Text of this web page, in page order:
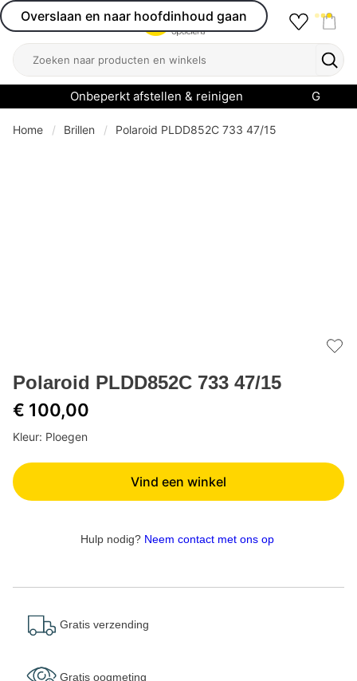
Overslaan en naar hoofdinhoud gaan
Open menu
Zoeken
Onbeperkt afstellen & reinigen
Home Brillen Polaroid PLDD852C 733 47/15
Polaroid PLDD852C 733 47/15
€ 100,00
Kleur: Ploegen
Vind een winkel
Hulp nodig? Neem contact met ons op
Gratis verzending
Gratis oogmeting